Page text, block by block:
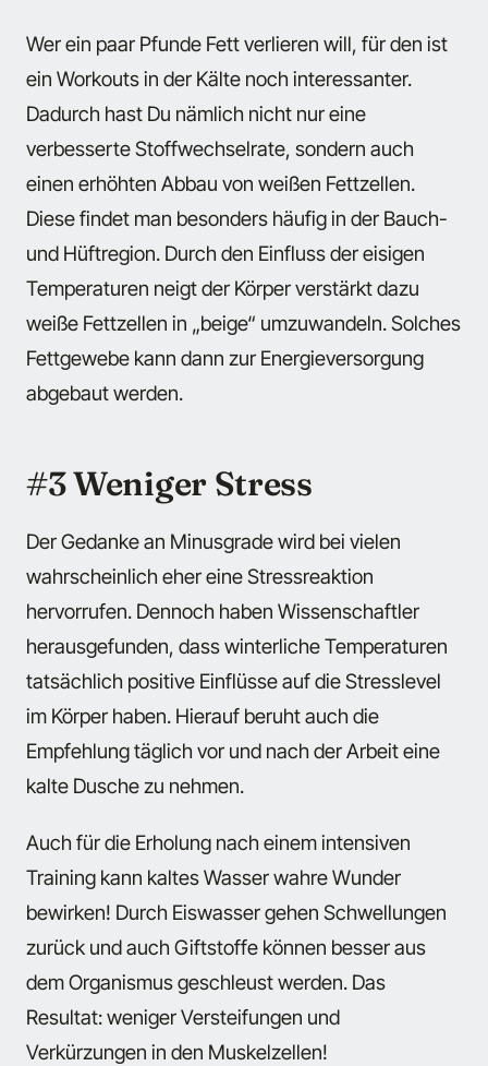
Wer ein paar Pfunde Fett verlieren will, für den ist
ein Workouts in der Kälte noch interessanter.
Dadurch hast Du nämlich nicht nur eine
verbesserte Stoffwechselrate, sondern auch
einen erhöhten Abbau von weißen Fettzellen.
Diese findet man besonders häufig in der Bauch-
und Hüftregion. Durch den Einfluss der eisigen
Temperaturen neigt der Körper verstärkt dazu
weiße Fettzellen in „beige“ umzuwandeln. Solches
Fettgewebe kann dann zur Energieversorgung
abgebaut werden.
#3 Weniger Stress
Der Gedanke an Minusgrade wird bei vielen
wahrscheinlich eher eine Stressreaktion
hervorrufen. Dennoch haben Wissenschaftler
herausgefunden, dass winterliche Temperaturen
tatsächlich positive Einflüsse auf die Stresslevel
im Körper haben. Hierauf beruht auch die
Empfehlung täglich vor und nach der Arbeit eine
kalte Dusche zu nehmen.
Auch für die Erholung nach einem intensiven
Training kann kaltes Wasser wahre Wunder
bewirken! Durch Eiswasser gehen Schwellungen
zurück und auch Giftstoffe können besser aus
dem Organismus geschleust werden. Das
Resultat: weniger Versteifungen und
Verkürzungen in den Muskelzellen!